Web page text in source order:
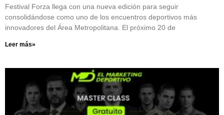
Festival Forza llega con una nueva edición para seguir
consolidándose como uno de los encuentros deportivos más
innovadores del Área Metropolitana. El próximo 20 de
Leer más»